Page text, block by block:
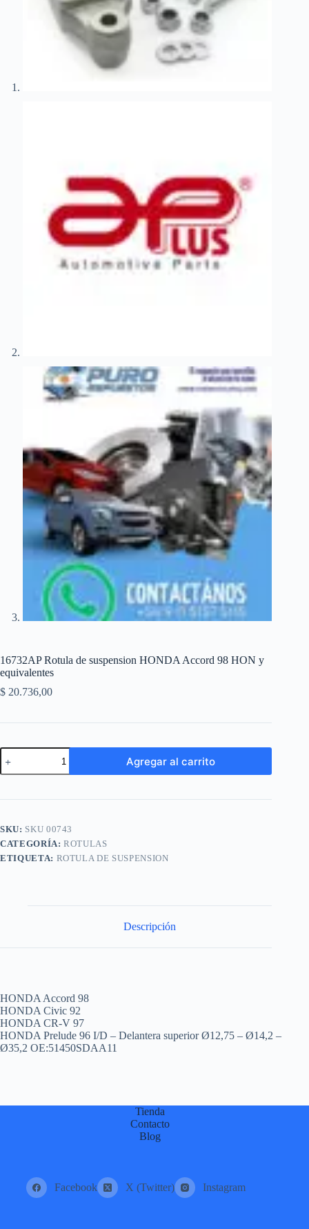
16732AP Rotula de suspension HONDA Accord 98 HON y
equivalentes
$ 20.736,00
16732AP
Rotula
de
HONDA
HON
y
equivalentes
Agregar al carrito
r
n
a
SKU: SKU 00743
CATEGORÍA:ROTULAS
ETIQUETA: ROTULA DE SUSPENSION
Descripción
HONDA Accord 98
HONDA Civic 92
HONDA CR-V 97
HONDA Prelude 96 I/D – Delantera superior Ø12,75 – Ø14,2 –
Ø35,2 OE:51450SDAA11
Tienda
Contacto
Blog
Facebook X (Twitter) Instagram